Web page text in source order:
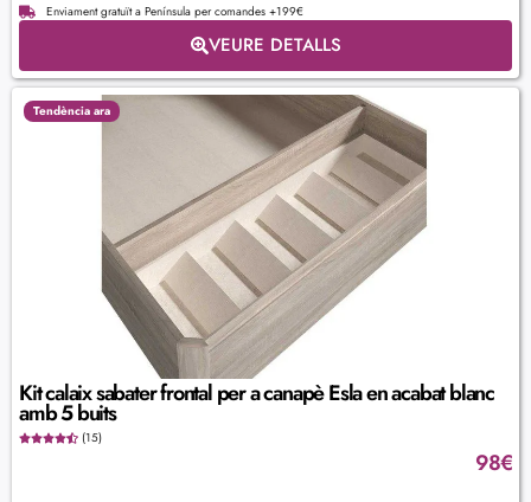
Enviament gratuït a Península per comandes +199€
VEURE DETALLS
Tendència ara
Kit calaix sabater frontal per a canapè Esla en acabat blanc
amb 5 buits
(15)
98€